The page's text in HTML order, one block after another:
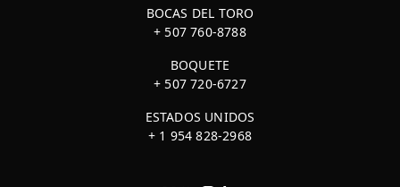
BOCAS DEL TORO
+ 507 760-8788
BOQUETE
+ 507 720-6727
ESTADOS UNIDOS
+ 1 954 828-2968